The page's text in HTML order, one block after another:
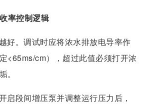
率控制逻辑
好。调试时应将浓水排放电导率作
<65ms/cm），超过此值必须打开浓
。
启段间增压泵并调整运行压力后，